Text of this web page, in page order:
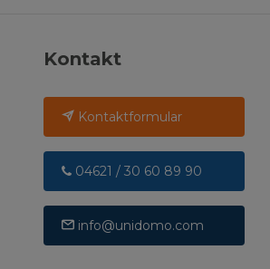
Kontakt
Kontaktformular
04621 / 30 60 89 90
info@unidomo.com